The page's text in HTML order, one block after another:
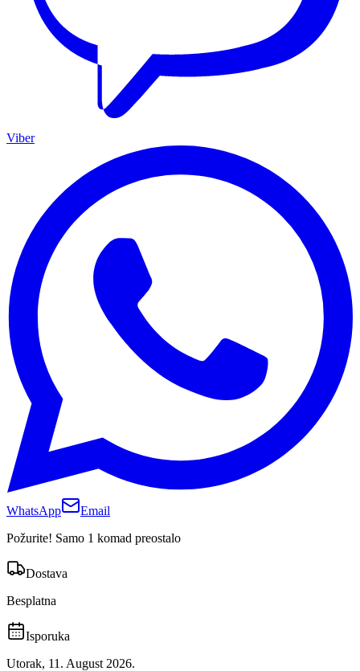
Viber
WhatsApp
Email
Požurite! Samo 1 komad preostalo
Dostava
Besplatna
Isporuka
Utorak, 11. August 2026.